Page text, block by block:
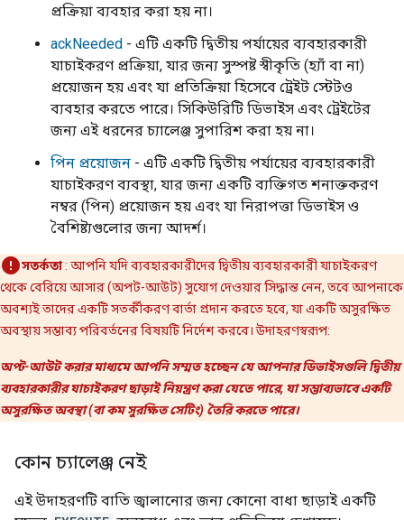
প্রক্রিয়া ব্যবহার করা হয় না।
ackNeeded - এটি একটি দ্বিতীয় পর্যায়ের ব্যবহারকারী
যাচাইকরণ প্রক্রিয়া, যার জন্য সুস্পষ্ট স্বীকৃতি (হ্যাঁ বা না)
প্রয়োজন হয় এবং যা প্রতিক্রিয়া হিসেবে ট্রেইট স্টেটও
ব্যবহার করতে পারে। সিকিউরিটি ডিভাইস এবং ট্রেইটের
জন্য এই ধরনের চ্যালেঞ্জ সুপারিশ করা হয় না।
পিন প্রয়োজন - এটি একটি দ্বিতীয় পর্যায়ের ব্যবহারকারী
যাচাইকরণ ব্যবস্থা, যার জন্য একটি ব্যক্তিগত শনাক্তকরণ
নম্বর (পিন) প্রয়োজন হয় এবং যা নিরাপত্তা ডিভাইস ও
বৈশিষ্ট্যগুলোর জন্য আদর্শ।
সতর্কতা: আপনি যদি ব্যবহারকারীদের দ্বিতীয় ব্যবহারকারী যাচাইকরণ
থেকে বেরিয়ে আসার (অপট-আউট) সুযোগ দেওয়ার সিদ্ধান্ত নেন, তবে আপনাকে
অবশ্যই তাদের একটি সতর্কীকরণ বার্তা প্রদান করতে হবে, যা একটি অসুরক্ষিত
অবস্থায় সম্ভাব্য পরিবর্তনের বিষয়টি নির্দেশ করবে। উদাহরণস্বরূপ:
অপ্ট-আউট করার মাধ্যমে আপনি সম্মত হচ্ছেন যে আপনার ডিভাইসগুলি দ্বিতীয়
ব্যবহারকারীর যাচাইকরণ ছাড়াই নিয়ন্ত্রণ করা যেতে পারে, যা সম্ভাব্যভাবে একটি
অসুরক্ষিত অবস্থা (বা কম সুরক্ষিত সেটিং) তৈরি করতে পারে।
কোন চ্যালেঞ্জ নেই
এই উদাহরণটি বাতি জ্বালানোর জন্য কোনো বাধা ছাড়াই একটি